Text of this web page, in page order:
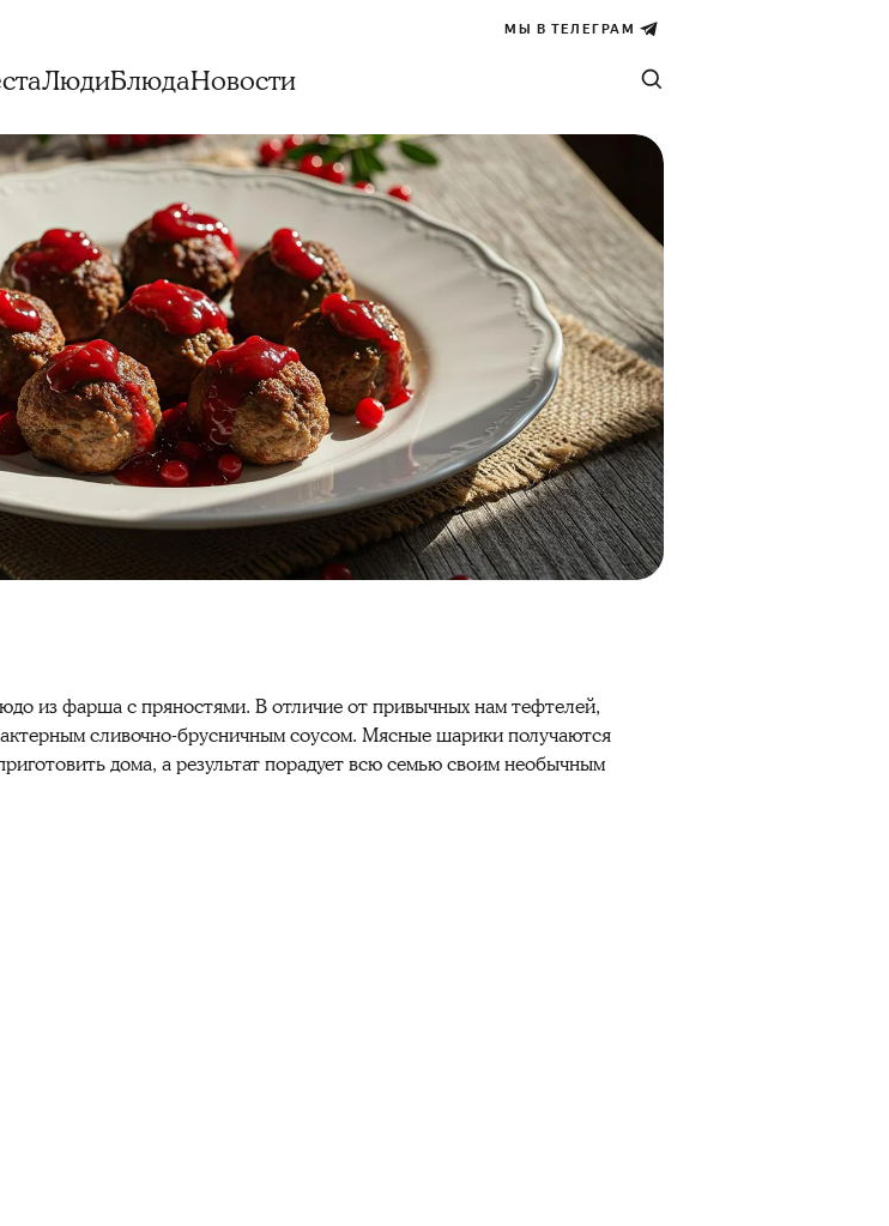
МЫ В ТЕЛЕГРАМ
ЛюдиБлюдаНовости
из фарша с пряностями. В отличие от привычных нам тефтелей,
сливочно-брусничным соусом. Мясные шарики получаются
дома, а результат порадует всю семью своим необычным